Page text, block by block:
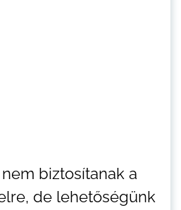
biztosítanak a
de lehetőségünk